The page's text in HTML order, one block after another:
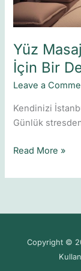
Yüz
İçin Bir
Leave a
Kendinizi
Günlük
Read More »
Copyright ©